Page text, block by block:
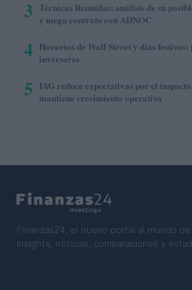
3 Técnicas Reunidas: análisis de su
y mega contrato con ADNOC
4 Horarios de Wall Street y días
inversores
5 IAG reduce expectativas por el
mantiene crecimiento operativo
Finanzas24, el nuevo portal al mundo de
Insights, noticias, comparaciones y